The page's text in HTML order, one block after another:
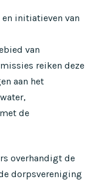
initiatieven van
van
reiken deze
aan het
de
overhandigt de
dorpsvereniging